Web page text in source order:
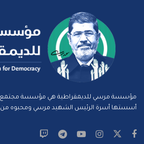
مؤسسة مرسي للديمقراطية هي مؤسسة مجتمع
أسستها أسرة الرئيس الشهيد مرسي ومحبوه من